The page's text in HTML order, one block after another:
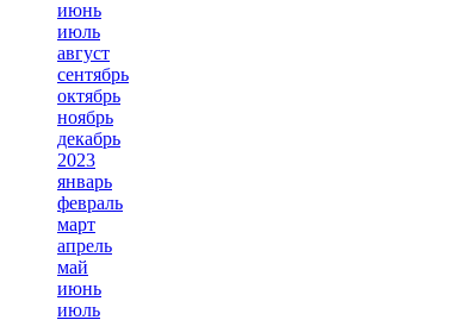
июнь
июль
август
сентябрь
октябрь
ноябрь
декабрь
2023
январь
февраль
март
апрель
май
июнь
июль